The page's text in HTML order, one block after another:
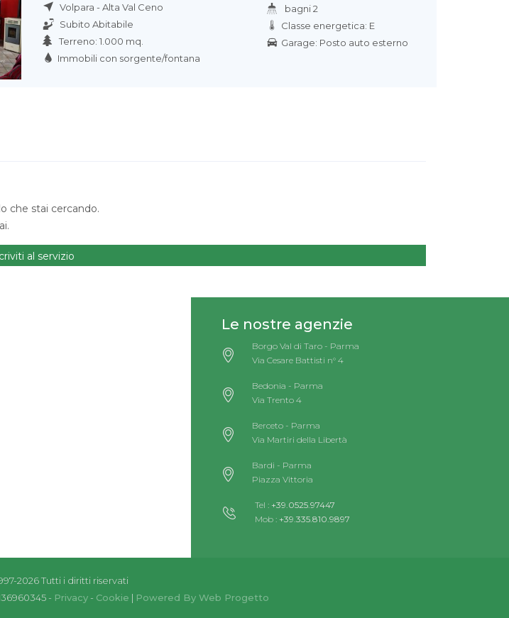
Volpara - Alta Val Ceno
Subito Abitabile
Terreno: 1.000 mq.
Immobili con sorgente/fontana
bagni 2
Classe energetica: E
Garage: Posto auto esterno
che stai cercando.
al servizio
Le nostre agenzie
Borgo Val di Taro - Parma
Via Cesare Battisti n° 4
Bedonia - Parma
Via Trento 4
Berceto - Parma
Via Martiri della Libertà
Bardi - Parma
Piazza Vittoria
Tel : +39.0525.97447
Mob : +39.335.810.9897
2026 Tutti i diritti riservati
- Privacy- Cookie | Powered By Web Progetto